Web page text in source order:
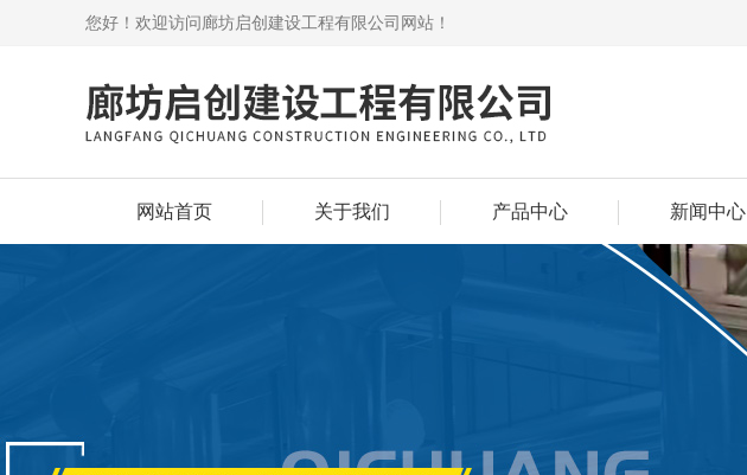
您好！欢迎访问廊坊启创建设工程有限公司网站！
网站首页 关于我们 产品中心 新闻中心